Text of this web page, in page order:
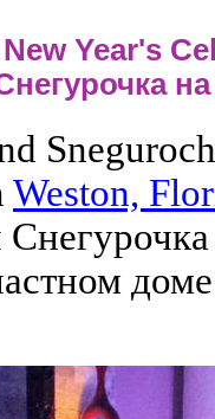
New Year's
Weston,